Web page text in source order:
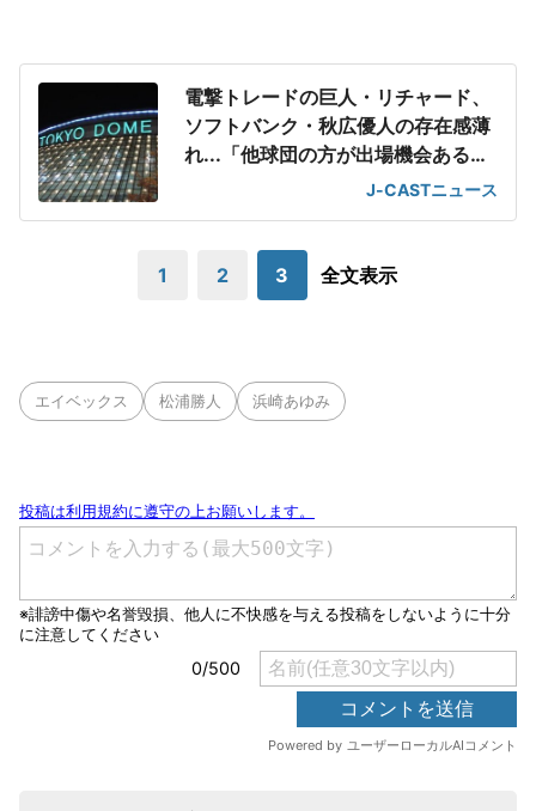
電撃トレードの巨人・リチャード、
ソフトバンク・秋広優人の存在感薄
れ...「他球団の方が出場機会ある」
J-CASTニュース
1 2 3 全文表示
エイベックス 松浦勝人 浜崎あゆみ